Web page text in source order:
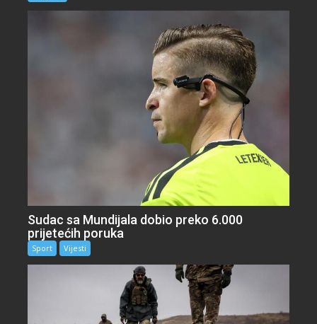
Sudac sa Mundijala dobio preko 6.000
prijetećih poruka
Sport Vijesti